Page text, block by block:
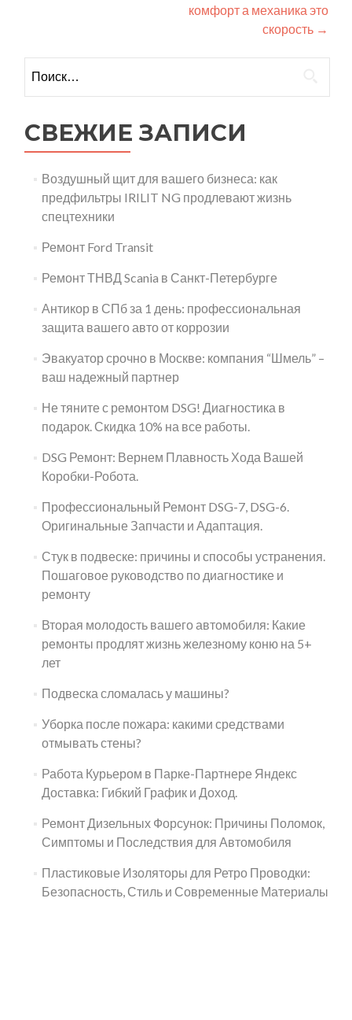
комфорт а механика это
скорость →
СВЕЖИЕ ЗАПИСИ
Воздушный щит для вашего бизнеса: как
предфильтры IRILIT NG продлевают жизнь
спецтехники
Ремонт Ford Transit
Ремонт ТНВД Scania в Санкт-Петербурге
Антикор в СПб за 1 день: профессиональная
защита вашего авто от коррозии
Эвакуатор срочно в Москве: компания “Шмель” –
ваш надежный партнер
Не тяните с ремонтом DSG! Диагностика в
подарок. Скидка 10% на все работы.
DSG Ремонт: Вернем Плавность Хода Вашей
Коробки-Робота.
Профессиональный Ремонт DSG-7, DSG-6.
Оригинальные Запчасти и Адаптация.
Стук в подвеске: причины и способы устранения.
Пошаговое руководство по диагностике и
ремонту
Вторая молодость вашего автомобиля: Какие
ремонты продлят жизнь железному коню на 5+
лет
Подвеска сломалась у машины?
Уборка после пожара: какими средствами
отмывать стены?
Работа Курьером в Парке-Партнере Яндекс
Доставка: Гибкий График и Доход.
Ремонт Дизельных Форсунок: Причины Поломок,
Симптомы и Последствия для Автомобиля
Пластиковые Изоляторы для Ретро Проводки:
Безопасность, Стиль и Современные Материалы